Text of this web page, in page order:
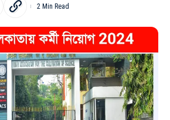
2 Min Read